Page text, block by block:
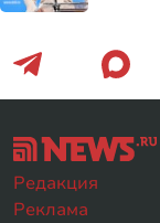
Редакция
Реклама